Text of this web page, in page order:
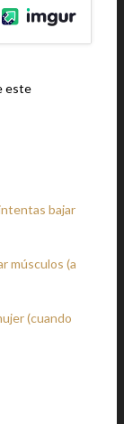
este
bajar
músculos (a
(cuando